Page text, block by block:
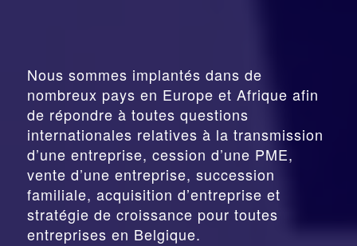
Nous sommes implantés dans de
nombreux pays en Europe et Afrique afin
de répondre à toutes questions
internationales relatives à la transmission
d’une entreprise, cession d’une PME,
vente d’une entreprise, succession
familiale, acquisition d’entreprise et
stratégie de croissance pour toutes
entreprises en Belgique.